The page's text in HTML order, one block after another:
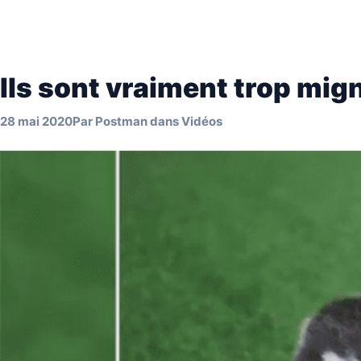
Ils sont vraiment trop
28 mai 2020Par PostmandansVidéos